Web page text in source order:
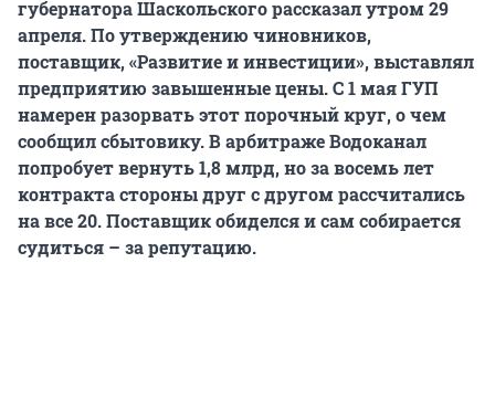
губернатора Шаскольского рассказал утром 29
апреля. По утверждению чиновников,
поставщик, «Развитие и инвестиции», выставлял
предприятию завышенные цены. С 1 мая ГУП
намерен разорвать этот порочный круг, о чем
сообщил сбытовику. В арбитраже Водоканал
попробует вернуть 1,8 млрд, но за восемь лет
контракта стороны друг с другом рассчитались
на все 20. Поставщик обиделся и сам собирается
судиться – за репутацию.